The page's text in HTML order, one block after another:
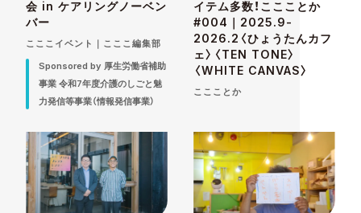
会 in ケアリングノーベン
バー
こここイベント｜こここ編集部
Sponsored by 厚生労働省補助
事業 令和7年度介護のしごと魅
力発信等事業（情報発信事業）
イテム多数！ここことか
#004｜2025.9-
2026.2〈ひょうたんカフ
ェ〉〈TEN TONE〉
〈WHITE CANVAS〉
ここことか